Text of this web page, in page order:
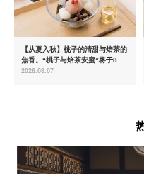
【从夏入秋】桃子的清甜与焙茶的
焦香。“桃子与焙茶安蜜”将于8月
中旬起限时发售
2026.08.07